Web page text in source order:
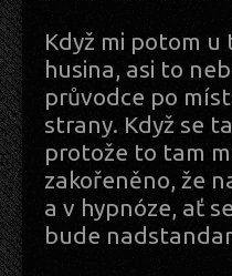
Když mi potom
husina, asi to
průvodce po
strany. Když se
protože to tam
zakořeněno, že
a v hypnóze, ať
bude